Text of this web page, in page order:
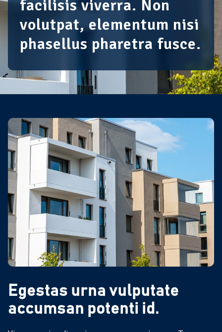
facilisis viverra. Non
volutpat, elementum nisi
phasellus pharetra fusce.
Egestas urna vulputate
accumsan potenti id.